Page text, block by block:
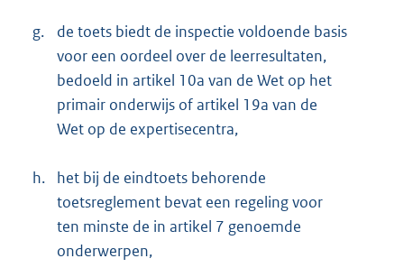
g.
de toets biedt de inspectie voldoende basis
voor een oordeel over de leerresultaten,
bedoeld in artikel 10a van de Wet op het
primair onderwijs of artikel 19a van de
Wet op de expertisecentra,
h.
het bij de eindtoets behorende
toetsreglement bevat een regeling voor
ten minste de in artikel 7 genoemde
onderwerpen,